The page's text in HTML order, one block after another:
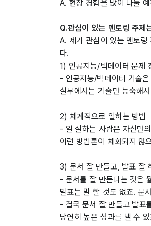
A. 현장 경험을 많이 나눌
Q.관심이 있는 멘토링 주제
A. 제가 관심이 있는 멘토링
다.
1) 인공지능/빅데이터 문제
- 인공지능/빅데이터 기술
실무에서는 기술만 능숙해
2) 체계적으로 일하는 방법
- 일 잘하는 사람은 자신만
이런 방법론이 체화되지 않
3) 문서 잘 만들고, 발표 잘
- 문서를 잘 만든다는 것은
발표는 말 할 것도 없죠. 문
- 결국 문서 잘 만들고 발표
당연히 높은 성과를 낼 수